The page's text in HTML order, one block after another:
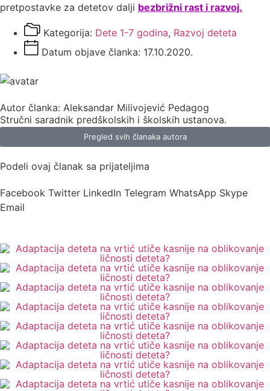
pretpostavke za detetov dalji bezbrižni rast i razvoj.
Kategorija: Dete 1-7 godina, Razvoj deteta
Datum objave članka: 17.10.2020.
Autor članka: Aleksandar Milivojević Pedagog
Stručni saradnik predškolskih i školskih ustanova.
Pregled svih članaka autora
Podeli ovaj članak sa prijateljima
Facebook Twitter LinkedIn Telegram WhatsApp Skype
Email